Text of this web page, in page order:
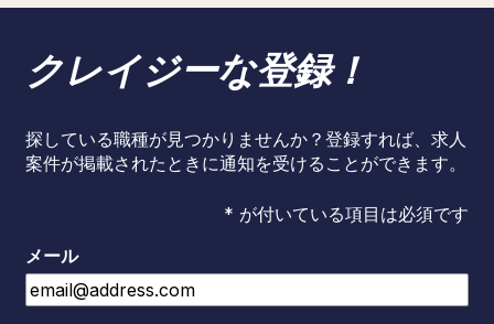
クレイジーな登録！
探している職種が見つかりませんか？登録すれば、求人
案件が掲載されたときに通知を受けることができます。
* が付いている項目は必須です
メール